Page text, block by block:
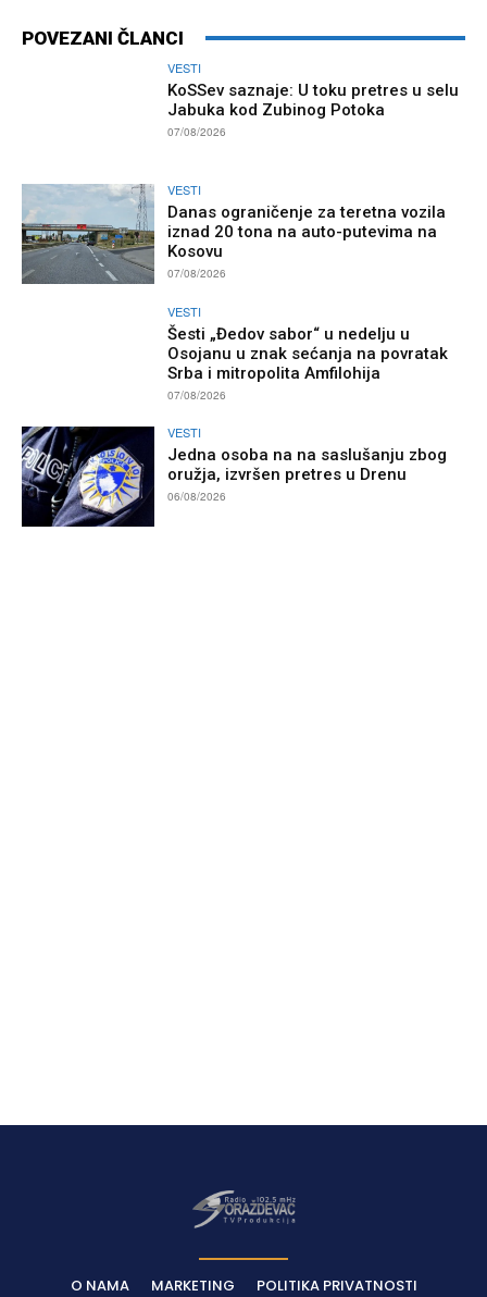
POVEZANI ČLANCI
VESTI
KoSSev saznaje: U toku pretres u selu
Jabuka kod Zubinog Potoka
07/08/2026
VESTI
Danas ograničenje za teretna vozila
iznad 20 tona na auto-putevima na
Kosovu
07/08/2026
VESTI
Šesti „Đedov sabor“ u nedelju u
Osojanu u znak sećanja na povratak
Srba i mitropolita Amfilohija
07/08/2026
VESTI
Jedna osoba na na saslušanju zbog
oružja, izvršen pretres u Drenu
06/08/2026
O NAMA MARKETING POLITIKA PRIVATNOSTI